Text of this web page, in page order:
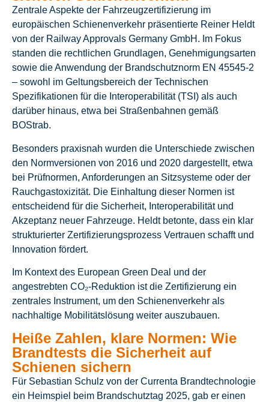
Zentrale Aspekte der Fahrzeugzertifizierung im
europäischen Schienenverkehr präsentierte Reiner Heldt
von der Railway Approvals Germany GmbH. Im Fokus
standen die rechtlichen Grundlagen, Genehmigungsarten
sowie die Anwendung der Brandschutznorm EN 45545-2
– sowohl im Geltungsbereich der Technischen
Spezifikationen für die Interoperabilität (TSI) als auch
darüber hinaus, etwa bei Straßenbahnen gemäß
BOStrab.
Besonders praxisnah wurden die Unterschiede zwischen
den Normversionen von 2016 und 2020 dargestellt, etwa
bei Prüfnormen, Anforderungen an Sitzsysteme oder der
Rauchgastoxizität. Die Einhaltung dieser Normen ist
entscheidend für die Sicherheit, Interoperabilität und
Akzeptanz neuer Fahrzeuge. Heldt betonte, dass ein klar
strukturierter Zertifizierungsprozess Vertrauen schafft und
Innovation fördert.
Im Kontext des European Green Deal und der
angestrebten CO₂-Reduktion ist die Zertifizierung ein
zentrales Instrument, um den Schienenverkehr als
nachhaltige Mobilitätslösung weiter auszubauen.
Heiße Zahlen, klare Normen: Wie
Brandtests die Sicherheit auf
Schienen sichern
Für Sebastian Schulz von der Currenta Brandtechnologie
ein Heimspiel beim Brandschutztag 2025, gab er einen